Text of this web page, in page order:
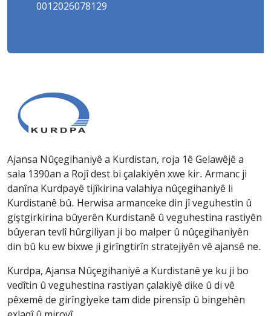
0012026078129
Ajansa Nûçegihaniyê a Kurdistan, roja 1ê Gelawêjê a
sala 1390an a Rojî dest bi çalakiyên xwe kir. Armanc ji
danîna Kurdpayê tijîkirina valahiya nûçegihaniyê li
Kurdistanê bû. Herwisa armanceke din jî veguhestin û
giştgirkirina bûyerên Kurdistanê û veguhestina rastiyên
bûyeran tevlî hûrgiliyan ji bo malper û nûçegihaniyên
din bû ku ew bixwe ji girîngtirîn stratejiyên vê ajansê ne.
Kurdpa, Ajansa Nûçegihaniyê a Kurdistanê ye ku ji bo
vedîtin û veguhestina rastiyan çalakiyê dike û di vê
pêxemê de girîngiyeke tam dide pirensîp û bingehên